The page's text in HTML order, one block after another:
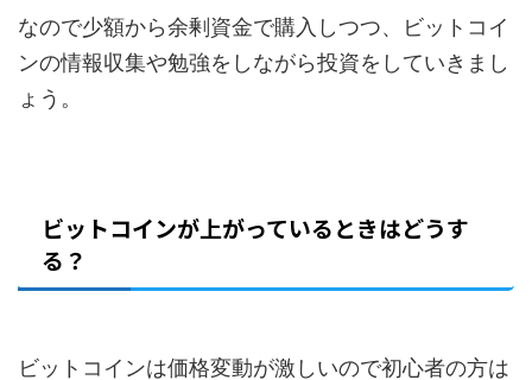
なので少額から余剰資金で購入しつつ、ビットコイ
ンの情報収集や勉強をしながら投資をしていきまし
ょう。
ビットコインが上がっているときはどうす
る？
ビットコインは価格変動が激しいので初心者の方は